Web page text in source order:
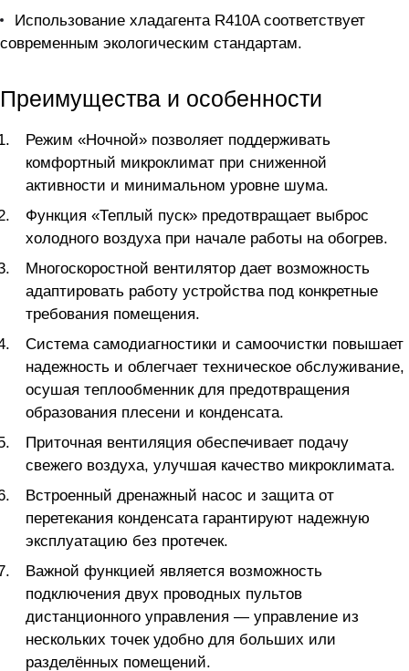
Использование хладагента R410A соответствует
современным экологическим стандартам.
Преимущества и особенности
Режим «Ночной» позволяет поддерживать
комфортный микроклимат при сниженной
активности и минимальном уровне шума.
Функция «Теплый пуск» предотвращает выброс
холодного воздуха при начале работы на обогрев.
Многоскоростной вентилятор дает возможность
адаптировать работу устройства под конкретные
требования помещения.
Система самодиагностики и самоочистки повышает
надежность и облегчает техническое обслуживание,
осушая теплообменник для предотвращения
образования плесени и конденсата.
Приточная вентиляция обеспечивает подачу
свежего воздуха, улучшая качество микроклимата.
Встроенный дренажный насос и защита от
перетекания конденсата гарантируют надежную
эксплуатацию без протечек.
Важной функцией является возможность
подключения двух проводных пультов
дистанционного управления — управление из
нескольких точек удобно для больших или
разделённых помещений.